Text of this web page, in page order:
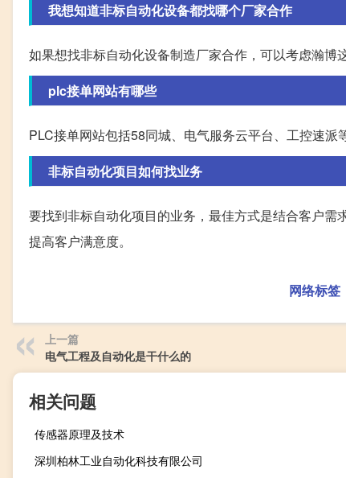
我想知道非标自动化设备都找哪个厂家合作
如果想找非标自动化设备制造厂家合作，可以考虑瀚博
plc接单网站有哪些
PLC接单网站包括58同城、电气服务云平台、工控速派
非标自动化项目如何找业务
要找到非标自动化项目的业务，最佳方式是结合客户需
提高客户满意度。
网络标签
上一篇
电气工程及自动化是干什么的
相关问题
传感器原理及技术
深圳柏林工业自动化科技有限公司